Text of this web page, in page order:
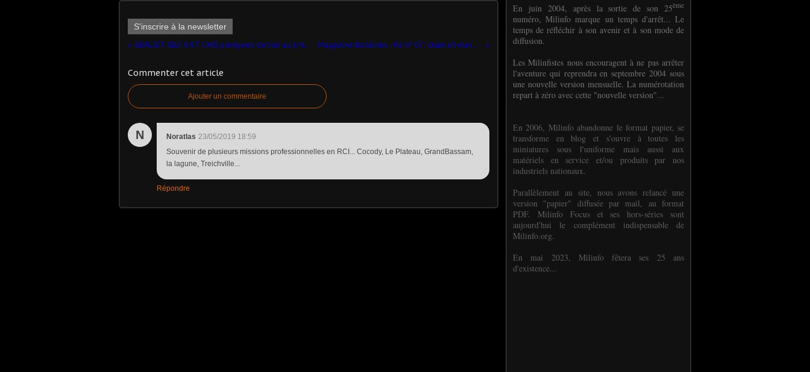
S'inscrire à la newsletter
BERLIET GBC 8 KT CMD pompiers de l'air au 1/43 (Hachette/Ixo-PCT) - MAJ 23/05/19 Magazine Batailles - HS n° 07 : chars et matériels de la Bataille de Normandie
Commenter cet article
Ajouter un commentaire
N Noratlas 23/05/2019 18:59
Souvenir de plusieurs missions professionnelles en RCI... Cocody, Le Plateau, GrandBassam,
la lagune, Treichville...
Répondre
En juin 2004, après la sortie de son 25ème
numéro, Milinfo marque un temps d'arrêt... Le
temps de réfléchir à son avenir et à son mode de
diffusion.
Les Milinfistes nous encouragent à ne pas arrêter
l'aventure qui reprendra en septembre 2004 sous
une nouvelle version mensuelle. La numérotation
repart à zéro avec cette "nouvelle version"...
En 2006, Milinfo abandonne le format papier, se
transforme en blog et s'ouvre à toutes les
miniatures sous l'uniforme mais aussi aux
matériels en service et/ou produits par nos
industriels nationaux.
Parallèlement au site, nous avons relancé une
version "papier" diffusée par mail, au format
PDF. Milinfo Focus et ses hors-séries sont
aujourd'hui le complément indispensable de
Milinfo.org.
En mai 2023, Milinfo fêtera ses 25 ans
d'existence...